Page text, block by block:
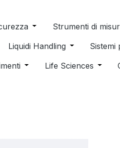
menu from the category
Open or close the
Strumenti di
menu from the category
or close the dropdown
Liquidi Handling Open orSistemi
category Pulizia e
Open or close the
Life Sciences Open